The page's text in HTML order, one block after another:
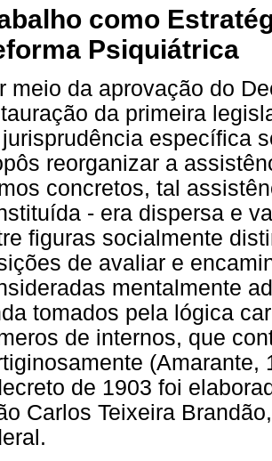
como
Psiquiátrica
meio da aprovação do
da primeira
específica
reorganizar a
concretos, tal
- era dispersa e
figuras socialmente
de avaliar e
mentalmente
tomados pela lógica
de internos, que
(Amarante,
de 1903 foi
Carlos Teixeira